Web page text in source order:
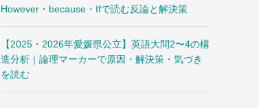
However・because・Ifで読む反論と解決策
【2025・2026年愛媛県公立】英語大問2〜4の構
造分析｜論理マーカーで原因・解決策・気づき
を読む